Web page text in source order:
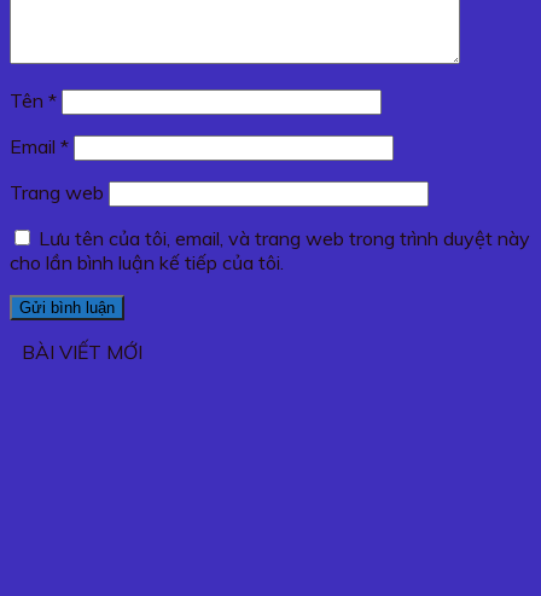
Tên *
Email *
Trang web
Lưu tên của tôi, email, và trang web trong trình duyệt này
cho lần bình luận kế tiếp của tôi.
BÀI VIẾT MỚI